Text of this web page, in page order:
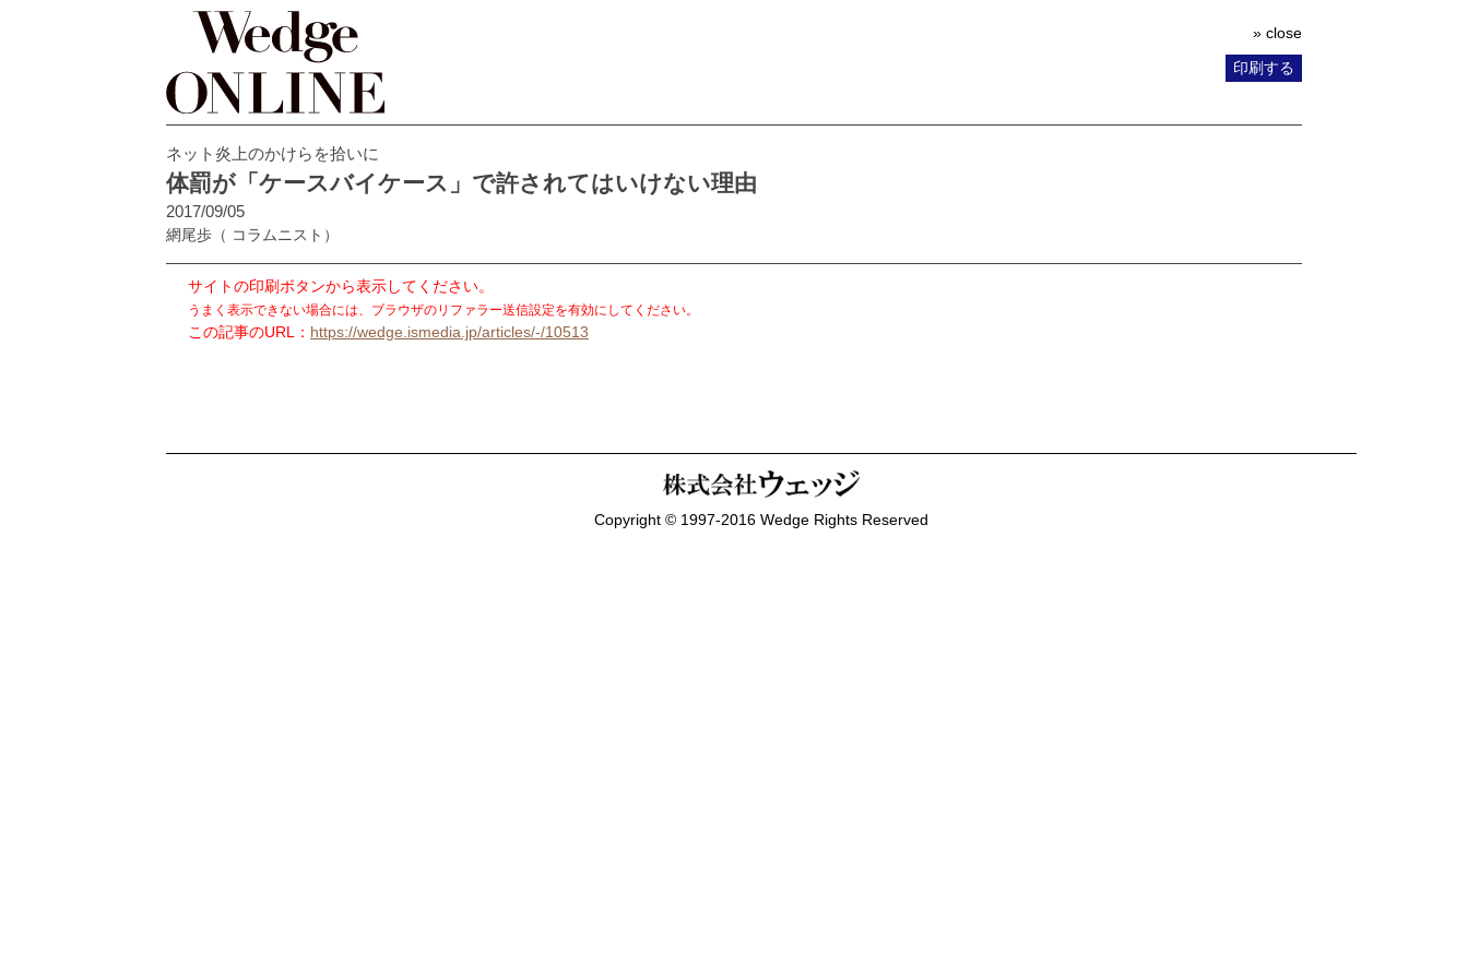
» close
印刷する
ネット炎上のかけらを拾いに
体罰が「ケースバイケース」で許されてはいけない理由
2017/09/05
網尾歩 （ コラムニスト）
サイトの印刷ボタンから表示してください。
うまく表示できない場合には、ブラウザのリファラー送信設定を有効にしてください。
この記事のURL： https://wedge.ismedia.jp/articles/-/10513
Copyright © 1997-2016 Wedge Rights Reserved